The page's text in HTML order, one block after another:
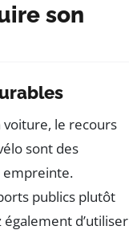
son
le recours
sont des
empreinte.
publics plutôt
également d’utiliser